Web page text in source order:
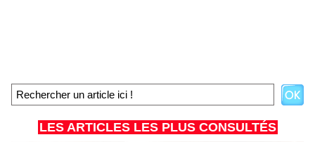
LES ARTICLES LES PLUS CONSULTÉS